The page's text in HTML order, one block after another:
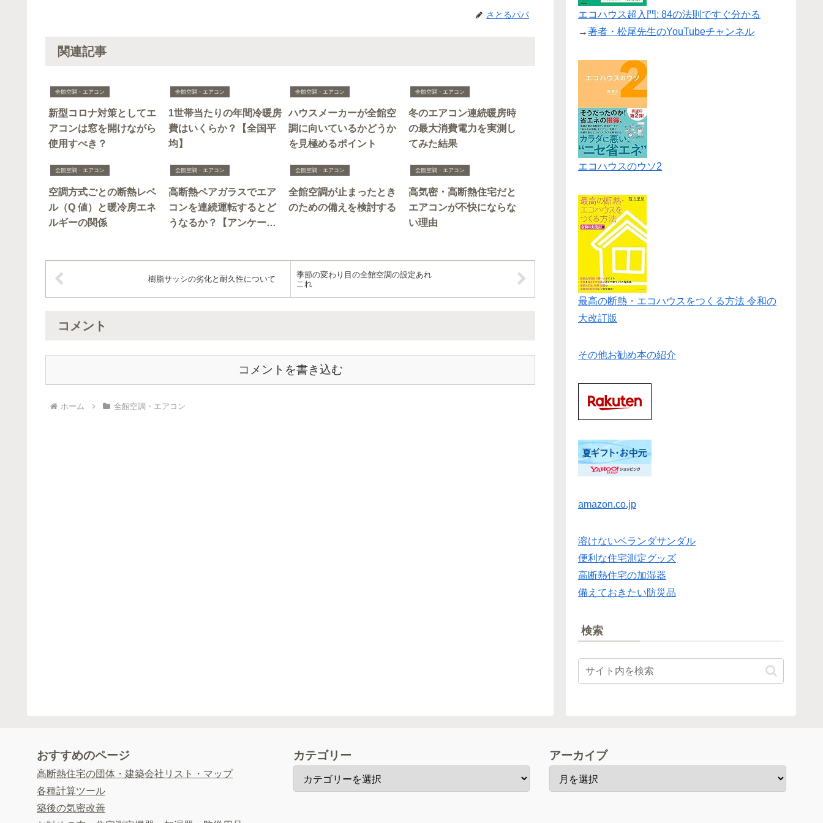
さとるパパ
関連記事
全館空調・エアコン
新型コロナ対策としてエ
アコンは窓を開けながら
使用すべき？
全館空調・エアコン
1世帯当たりの年間冷暖房
費はいくらか？【全国平
均】
全館空調・エアコン
ハウスメーカーが全館空
調に向いているかどうか
を見極めるポイント
全館空調・エアコン
冬のエアコン連続暖房時
の最大消費電力を実測し
てみた結果
全館空調・エアコン
空調方式ごとの断熱レベ
ル（Q 値）と暖冷房エネ
ルギーの関係
全館空調・エアコン
高断熱ペアガラスでエア
コンを連続運転するとど
うなるか？【アンケート
全館空調・エアコン
全館空調が止まったとき
のための備えを検討する
全館空調・エアコン
高気密・高断熱住宅だと
エアコンが不快にならな
い理由
樹脂サッシの劣化と耐久性について
季節の変わり目の全館空調の設定あれ
これ
コメント
コメントを書き込む
ホーム 全館空調・エアコン
エコハウス超入門: 84の法則ですぐ分かる
→著者・松尾先生のYouTubeチャンネル
エコハウスのウソ2
最高の断熱・エコハウスをつくる方法 令和の
大改訂版
その他お勧め本の紹介
amazon.co.jp
溶けないベランダサンダル
便利な住宅測定グッズ
高断熱住宅の加湿器
備えておきたい防災品
検索
おすすめのページ
高断熱住宅の団体・建築会社リスト・マップ
各種計算ツール
築後の気密改善
カテゴリー アーカイブ